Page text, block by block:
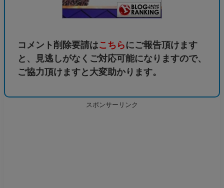
コメント削除要請はこちら にご報告頂けます
と、見逃しがなくご対応可能になりますので、
ご協力頂けますと大変助かります。
スポンサーリンク